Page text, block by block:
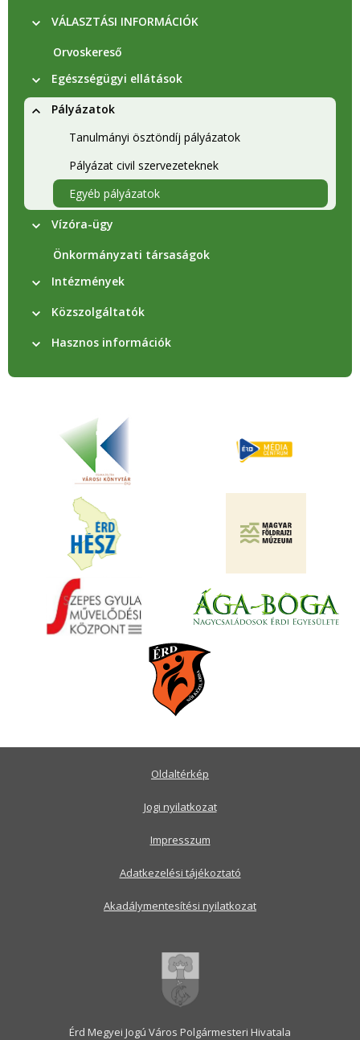
VÁLASZTÁSI INFORMÁCIÓK
Orvoskereső
Egészségügyi ellátások
Pályázatok
Tanulmányi ösztöndíj pályázatok
Pályázat civil szervezeteknek
Egyéb pályázatok
Vízóra-ügy
Önkormányzati társaságok
Intézmények
Közszolgáltatók
Hasznos információk
Érd Megyei Jogú Város Polgármesteri Hivatala
Oldaltérkép
Jogi nyilatkozat
Impresszum
Adatkezelési tájékoztató
Akadálymentesítési nyilatkozat